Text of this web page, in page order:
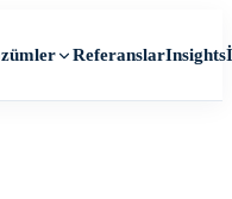
ReferanslarInsights